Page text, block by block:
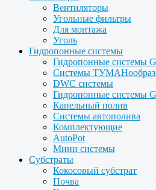
Вентиляторы
Угольные фильтры
Для монтажа
Уголь
Гидропонные системы
Гидропонные системы
Системы
DWC системы
Гидропонные системы
Капельный полив
Системы автополива
Комплектующие
AutoPot
Мини системы
Субстраты
Кокосовый субстрат
Почва